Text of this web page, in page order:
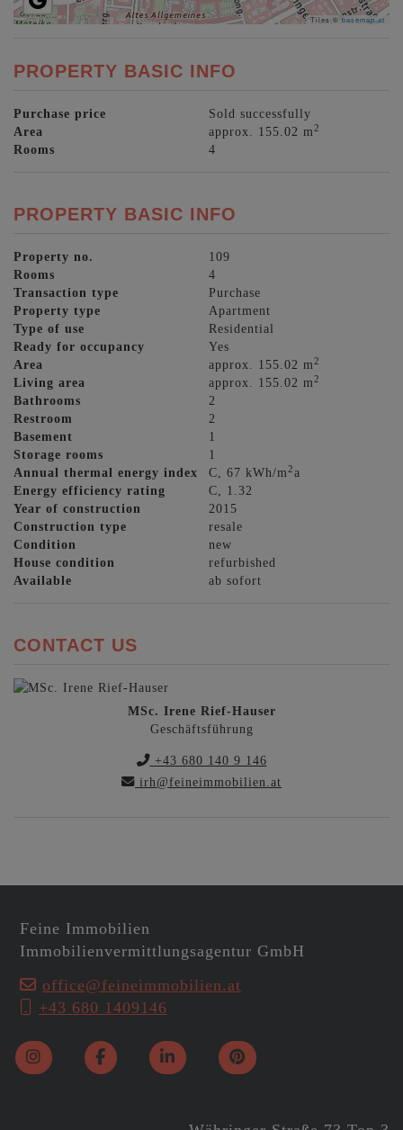
Tiles © basemap.at
PROPERTY BASIC INFO
Purchase price
Sold successfully
Area
approx. 155.02 m2
Rooms 4
PROPERTY BASIC INFO
Property no.
109
Rooms
4
Transaction type
Purchase
Property type
Apartment
Type of use
Residential
Ready for occupancy
Yes
Area
approx. 155.02 m2
Living area approx. 155.02 m2
Bathrooms
2
Restroom
2
Basement
1
Storage rooms
1
Annual thermal energy index
C, 67 kWh/m2a
Energy efficiency rating
C, 1.32
Year of construction
2015
Construction type
resale
Condition
new
House condition
refurbished
Available
ab sofort
CONTACT US
MSc. Irene Rief-Hauser
Geschäftsführung
+43 680 140 9 146
irh@feineimmobilien.at
Feine Immobilien
Immobilienvermittlungsagentur GmbH
office@feineimmobilien.at
+43 680 1409146